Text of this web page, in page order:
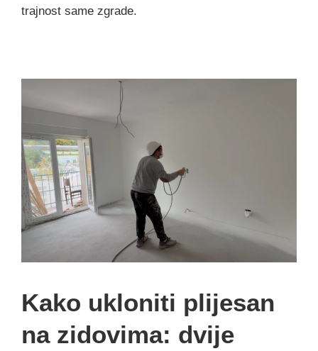
trajnost same zgrade.
Kako ukloniti plijesan
na zidovima: dvije